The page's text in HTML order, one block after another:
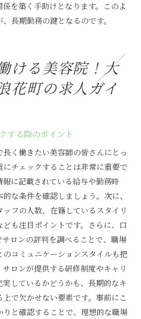
を築く手助けとなります。このよ
長期勤務の鍵となるのです。
ける美容院！大
花町の求人ガイ
する際のポイント
く働きたい美容師の皆さんにとっ
にチェックすることは非常に重要で
に記載されている給与や勤務時
な条件を確認しましょう。次に、
フの人数、在籍しているスタイリ
も注目ポイントです。さらに、口
サロンの評判を調べることで、職場
のコミュニケーションスタイルも把
ロンが提供する研修制度やキャリ
実しているかどうかも、長期的なキ
上で欠かせない要素です。事前にこ
りと確認することで、理想的な職場